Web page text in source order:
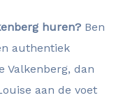
huren? Ben
authentiek
Valkenberg, dan
aan de voet